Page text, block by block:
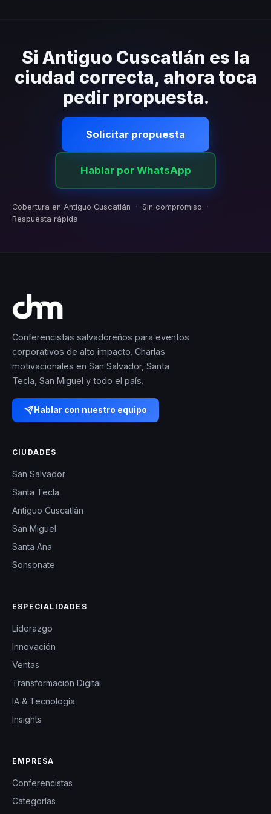
contratiempos.
Si Antiguo Cuscatlán es la
ciudad correcta, ahora toca
pedir propuesta.
Solicitar propuesta
Hablar por WhatsApp
Cobertura en Antiguo Cuscatlán · Sin compromiso
·
Respuesta rápida
Conferencistas salvadoreños para eventos
corporativos de alto impacto. Charlas
motivacionales en San Salvador, Santa
Tecla, San Miguel y todo el país.
Hablar con nuestro equipo
CIUDADES
San Salvador
Santa Tecla
Antiguo Cuscatlán
San Miguel
Santa Ana
Sonsonate
ESPECIALIDADES
Liderazgo
Innovación
Ventas
Transformación Digital
IA & Tecnología
Insights
EMPRESA
Conferencistas
Categorías